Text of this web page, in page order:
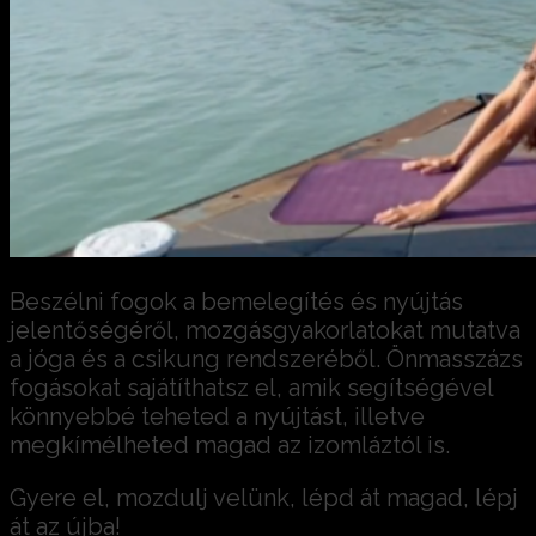
Beszélni fogok a bemelegítés és nyújtás
jelentőségéről, mozgásgyakorlatokat mutatva
a jóga és a csikung rendszeréből. Önmasszázs
fogásokat sajátíthatsz el, amik segítségével
könnyebbé teheted a nyújtást, illetve
megkímélheted magad az izomláztól is.
Gyere el, mozdulj velünk, lépd át magad, lépj
át az újba!